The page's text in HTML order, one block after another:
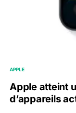
APPLE
Apple atteint
d’appareils